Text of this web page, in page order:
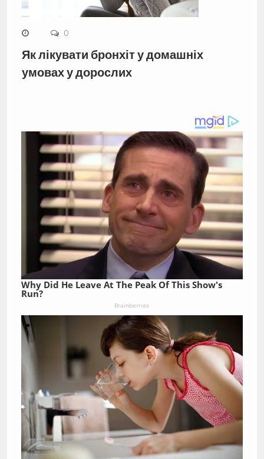
0
Як лікувати бронхіт у домашніх
умовах у дорослих
Why Did He Leave At The Peak Of This Show's
Run?
Brainberries